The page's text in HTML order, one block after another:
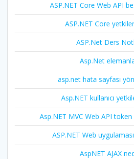
ASP.NET Core Web API
ASP.NET Core
ASP.Net Ders
Asp.Net
asp.net hata sayfası
Asp.NET kullanıcı
Asp.NET MVC Web API
ASP.NET Web
AspNET AJAX